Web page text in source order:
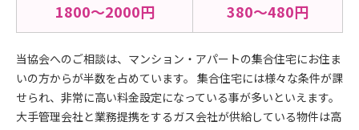
1800〜2000円 380〜480円
当協会へのご相談は、マンション・アパートの集合住宅にお住ま
いの方からが半数を占めています。 集合住宅には様々な条件が課
せられ、非常に高い料金設定になっている事が多いといえます。
大手管理会社と業務提携をするガス会社が供給している物件は高